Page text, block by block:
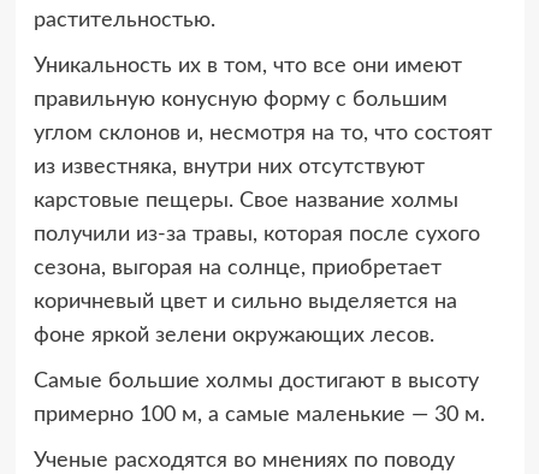
растительностью.
Уникальность их в том, что все они имеют
правильную конусную форму с большим
углом склонов и, несмотря на то, что состоят
из известняка, внутри них отсутствуют
карстовые пещеры. Свое название холмы
получили из-за травы, которая после сухого
сезона, выгорая на солнце, приобретает
коричневый цвет и сильно выделяется на
фоне яркой зелени окружающих лесов.
Самые большие холмы достигают в высоту
примерно 100 м, а самые маленькие — 30 м.
Ученые расходятся во мнениях по поводу